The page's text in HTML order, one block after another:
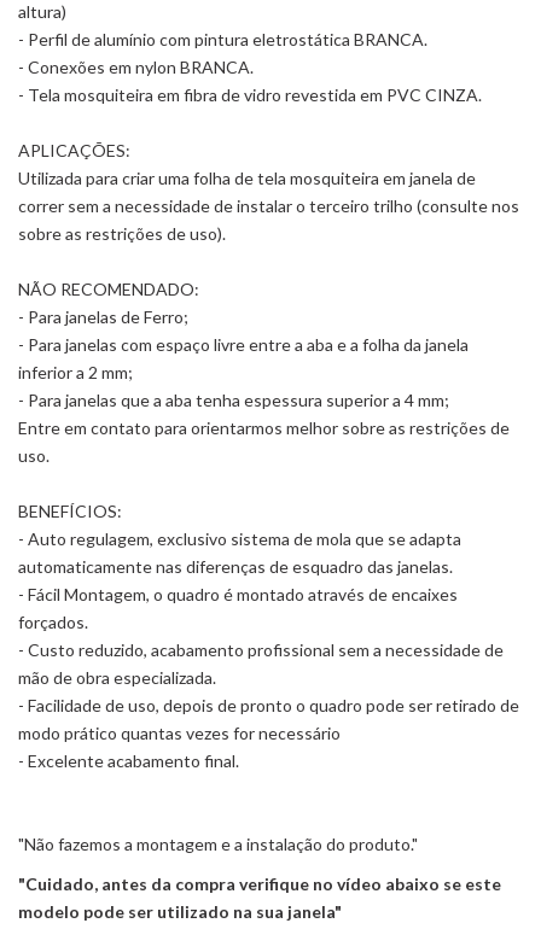
altura)
- Perfil de alumínio com pintura eletrostática BRANCA.
- Conexões em nylon BRANCA.
- Tela mosquiteira em fibra de vidro revestida em PVC CINZA.
APLICAÇÕES:
Utilizada para criar uma folha de tela mosquiteira em janela de
correr sem a necessidade de instalar o terceiro trilho (consulte nos
sobre as restrições de uso).
NÃO RECOMENDADO:
- Para janelas de Ferro;
- Para janelas com espaço livre entre a aba e a folha da janela
inferior a 2 mm;
- Para janelas que a aba tenha espessura superior a 4 mm;
Entre em contato para orientarmos melhor sobre as restrições de
uso.
BENEFÍCIOS:
- Auto regulagem, exclusivo sistema de mola que se adapta
automaticamente nas diferenças de esquadro das janelas.
- Fácil Montagem, o quadro é montado através de encaixes
forçados.
- Custo reduzido, acabamento profissional sem a necessidade de
mão de obra especializada.
- Facilidade de uso, depois de pronto o quadro pode ser retirado de
modo prático quantas vezes for necessário
- Excelente acabamento final.
"Não fazemos a montagem e a instalação do produto."
"Cuidado, antes da compra verifique no vídeo abaixo se este
modelo pode ser utilizado na sua janela"